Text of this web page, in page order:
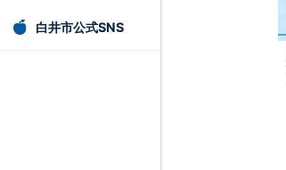
白井市公式SNS